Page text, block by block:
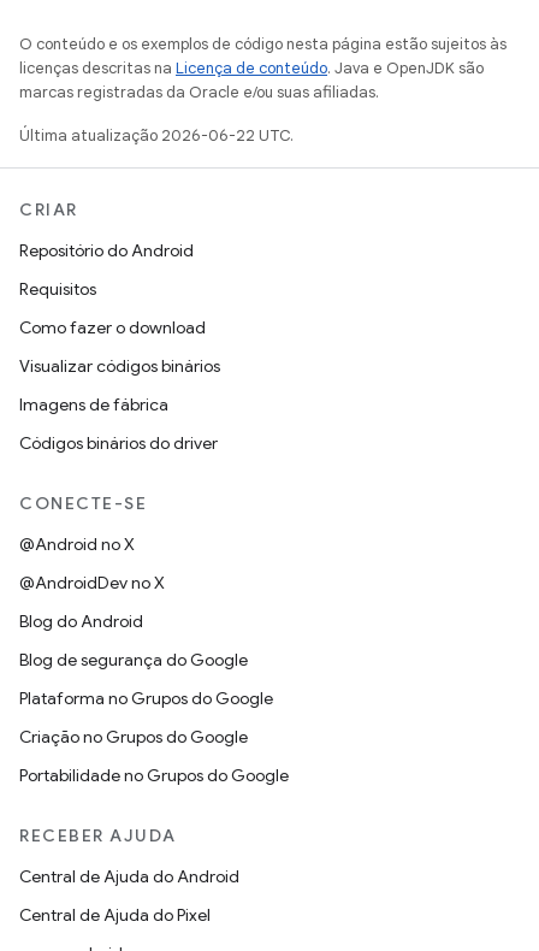
O conteúdo e os exemplos de código nesta página estão sujeitos às
licenças descritas na Licença de conteúdo. Java e OpenJDK são
marcas registradas da Oracle e/ou suas afiliadas.
Última atualização 2026-06-22 UTC.
CRIAR
Repositório do Android
Requisitos
Como fazer o download
Visualizar códigos binários
Imagens de fábrica
Códigos binários do driver
CONECTE-SE
@Android no X
@AndroidDev no X
Blog do Android
Blog de segurança do Google
Plataforma no Grupos do Google
Criação no Grupos do Google
Portabilidade no Grupos do Google
RECEBER AJUDA
Central de Ajuda do Android
Central de Ajuda do Pixel